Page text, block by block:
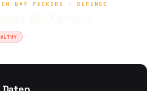
BAY PACKERS · DEFENSE